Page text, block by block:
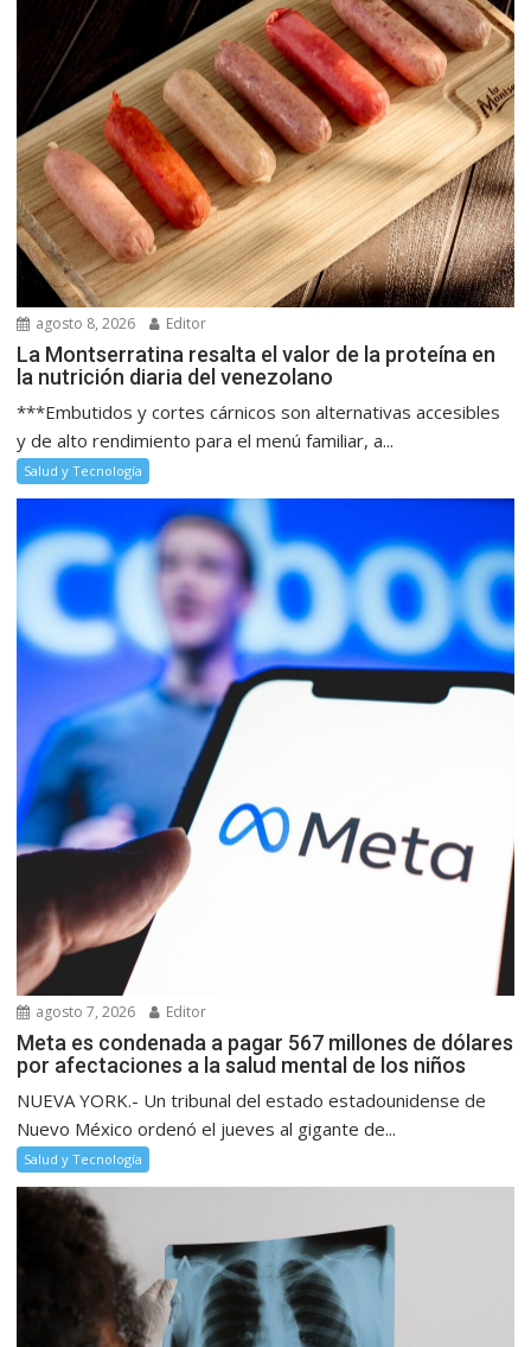
agosto 8, 2026 Editor
La Montserratina resalta el valor de la proteína en
la nutrición diaria del venezolano
***Embutidos y cortes cárnicos son alternativas accesibles
y de alto rendimiento para el menú familiar, a...
Salud y Tecnología
agosto 7, 2026 Editor
Meta es condenada a pagar 567 millones de dólares
por afectaciones a la salud mental de los niños
NUEVA YORK.- Un tribunal del estado estadounidense de
Nuevo México ordenó el jueves al gigante de...
Salud y Tecnología